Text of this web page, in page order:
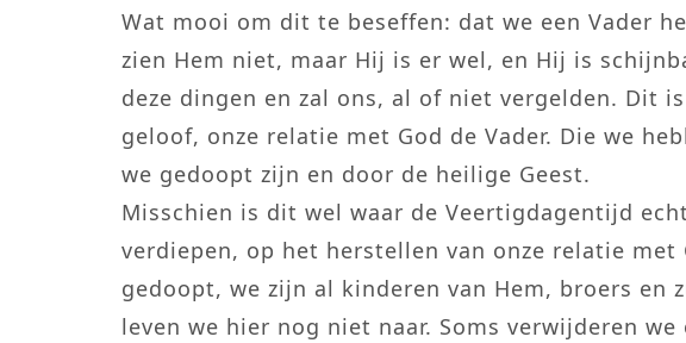
Wat mooi om dit te beseffen: dat we een Vader
zien Hem niet, maar Hij is er wel, en Hij is
deze dingen en zal ons, al of niet vergelden. Dit
geloof, onze relatie met God de Vader. Die we
we gedoopt zijn en door de heilige Geest.
Misschien is dit wel waar de Veertigdagentijd
verdiepen, op het herstellen van onze relatie met
gedoopt, we zijn al kinderen van Hem, broers en
leven we hier nog niet naar. Soms verwijderen